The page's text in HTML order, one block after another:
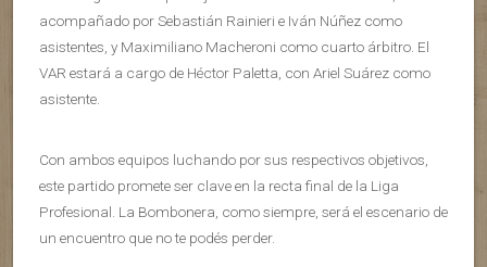
acompañado por Sebastián Rainieri e Iván Núñez como
asistentes, y Maximiliano Macheroni como cuarto árbitro. El
VAR estará a cargo de Héctor Paletta, con Ariel Suárez como
asistente.
Con ambos equipos luchando por sus respectivos objetivos,
este partido promete ser clave en la recta final de la Liga
Profesional. La Bombonera, como siempre, será el escenario de
un encuentro que no te podés perder.